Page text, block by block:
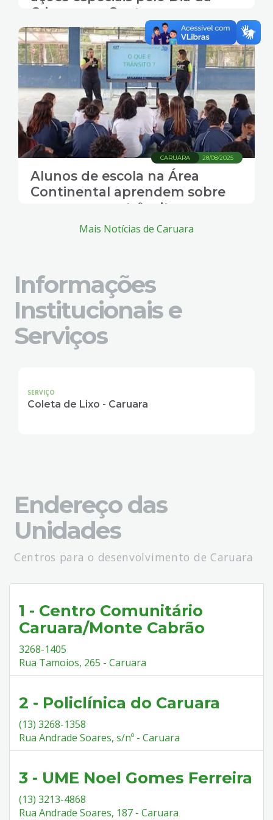
Criança em Santos
28/08/2025
CARUARA
Alunos de escola na Área
Continental aprendem sobre
segurança no trânsito
Mais Notícias de Caruara
Informações
Institucionais e
Serviços
SERVIÇO
Coleta de Lixo - Caruara
Endereço das
Unidades
Centros para o desenvolvimento de Caruara
1 - Centro Comunitário
Caruara/Monte Cabrão
3268-1405
Rua Tamoios, 265 - Caruara
2 - Policlínica do Caruara
(13) 3268-1358
Rua Andrade Soares, s/nº - Caruara
3 - UME Noel Gomes Ferreira
(13) 3213-4868
Rua Andrade Soares, 187 - Caruara